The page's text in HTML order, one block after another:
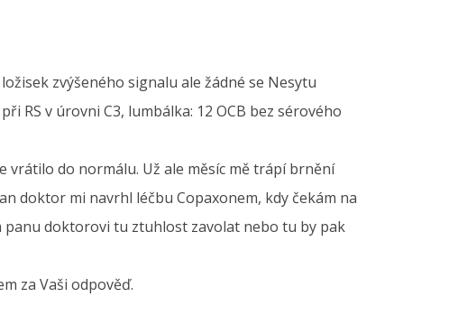
zvýšeného signalu ale žádné se Nesytu
RS v úrovni C3, lumbálka: 12 OCB bez sérového
vrátilo do normálu. Už ale měsíc mě trápí brnění
doktor mi navrhl léčbu Copaxonem, kdy čekám na
panu doktorovi tu ztuhlost zavolat nebo tu by pak
za Vaši odpověď.